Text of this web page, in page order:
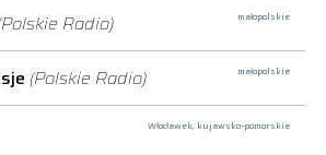
Radio) małopolskie
(Polskie Radio) małopolskie
Włocławek, kujawsko-pomorskie